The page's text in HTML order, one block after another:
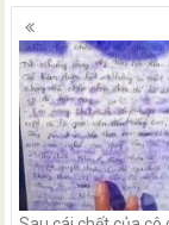
Posts
navigation